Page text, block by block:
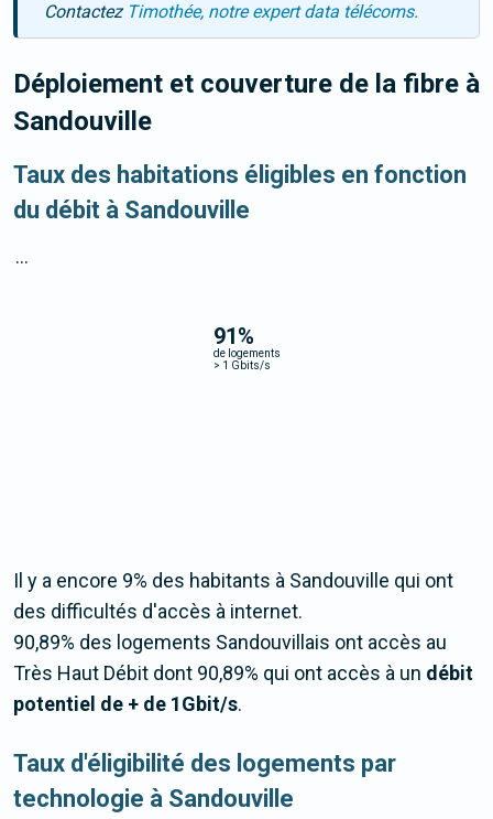
Contactez Timothée, notre expert data télécoms.
Déploiement et couverture de la fibre à
Sandouville
Taux des habitations éligibles en fonction
du débit à Sandouville
91%
de logements
> 1 Gbits/s
...
Il y a encore 9% des habitants à Sandouville qui ont
des difficultés d'accès à internet.
90,89% des logements Sandouvillais ont accès au
Très Haut Débit dont 90,89% qui ont accès à un débit
potentiel de + de 1Gbit/s.
Taux d'éligibilité des logements par
technologie à Sandouville